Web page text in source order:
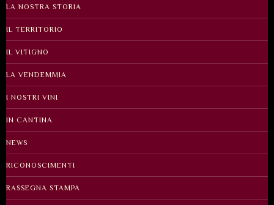
LA NOSTRA STORIA
IL TERRITORIO
IL VITIGNO
LA VENDEMMIA
I NOSTRI VINI
IN CANTINA
NEWS
RICONOSCIMENTI
RASSEGNA STAMPA